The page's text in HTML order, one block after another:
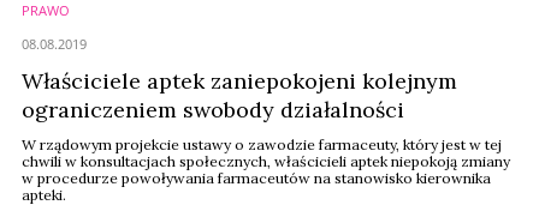
PRAWO
Właściciele aptek zaniepokojeni kolejnym
ograniczeniem swobody działalności
W rządowym projekcie ustawy o zawodzie farmaceuty, który jest w tej
chwili w konsultacjach społecznych, właścicieli aptek niepokoją zmiany
w procedurze powoływania farmaceutów na stanowisko kierownika
apteki.
08.08.2019